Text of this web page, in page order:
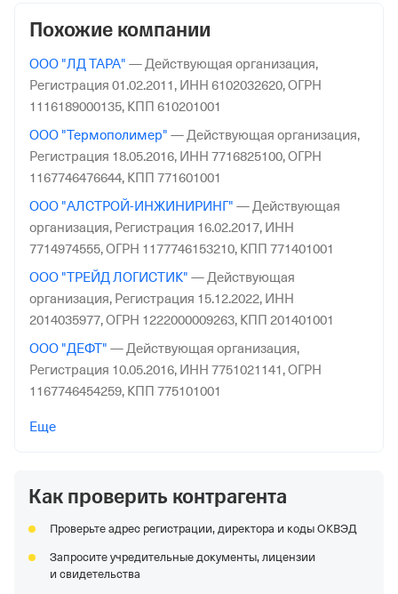
Похожие компании
ООО "ЛД ТАРА" — Действующая организация,
Регистрация 01.02.2011, ИНН 6102032620,ОГРН
1116189000135, КПП 610201001
ООО "Термополимер" — Действующая организация,
Регистрация 18.05.2016, ИНН 7716825100,ОГРН
1167746476644, КПП 771601001
ООО "АЛСТРОЙ-ИНЖИНИРИНГ" — Действующая
организация, Регистрация 16.02.2017, ИНН
7714974555,ОГРН 1177746153210, КПП 771401001
ООО "ТРЕЙД ЛОГИСТИК" — Действующая
организация, Регистрация 15.12.2022, ИНН
2014035977,ОГРН 1222000009263, КПП 201401001
ООО "ДЕФТ" — Действующая организация,
Регистрация 10.05.2016, ИНН 7751021141,ОГРН
1167746454259, КПП 775101001
ООО "СИТРИ СОЛЮШНЗ"
АО "ЯРОСЛАВСКИЙ ЗАВОД РТИ"—Действующая
7601000632,ОГРН 1027600845095,КПП 760601001
ООО "ГЕОСТРОЙКАДАСТР"—Действующая
организация,
Еще
Как проверить контрагента
Проверьте адрес регистрации, директора и коды ОКВЭД
Запросите учредительные документы, лицензии
и свидетельства